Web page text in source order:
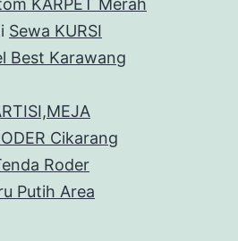
KARPET Merah
Sewa KURSI
Best Karawang
Cikarang
Roder
Putih Area